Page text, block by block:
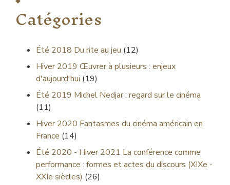
Catégories
Été 2018 Du rite au jeu (12)
Hiver 2019 Œuvrer à plusieurs : enjeux
d'aujourd'hui (19)
Été 2019 Michel Nedjar : regard sur le cinéma
(11)
Hiver 2020 Fantasmes du cinéma américain en
France (14)
Été 2020 - Hiver 2021 La conférence comme
performance : formes et actes du discours (XIXe -
XXIe siècles) (26)